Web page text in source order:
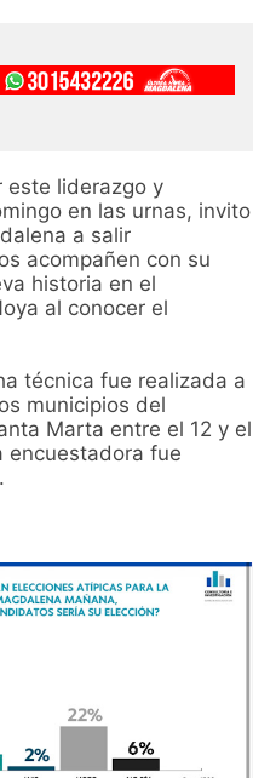
este liderazgo y
en las urnas, invito
a salir
acompañen con su
historia en el
al conocer el
técnica fue realizada a
municipios del
Marta entre el 12 y el
encuestadora fue